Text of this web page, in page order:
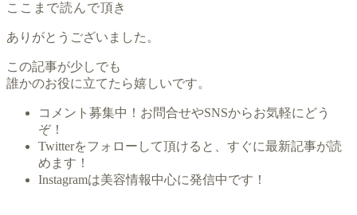
ここまで読んで頂き
ありがとうございました。
この記事が少しでも
誰かのお役に立てたら嬉しいです。
コメント募集中！お問合せやSNSからお気軽にどう
ぞ！
Twitterをフォローして頂けると、すぐに最新記事が読
めます！
Instagramは美容情報中心に発信中です！